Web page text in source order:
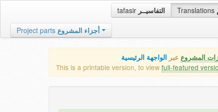
tafasir التفاسيــر Translations
Project parts أجزاء المشروع
المشروع عبر الواجهة الرئيسية
This is a printable version, to view full-featured